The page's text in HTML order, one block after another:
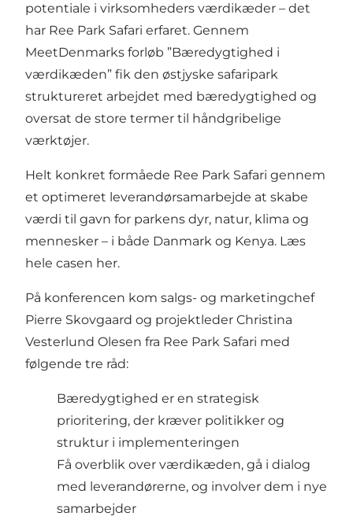
potentiale i virksomheders værdikæder – det
har Ree Park Safari erfaret. Gennem
MeetDenmarks forløb ”Bæredygtighed i
værdikæden” fik den østjyske safaripark
struktureret arbejdet med bæredygtighed og
oversat de store termer til håndgribelige
værktøjer.
Helt konkret formåede Ree Park Safari gennem
et optimeret leverandørsamarbejde at skabe
værdi til gavn for parkens dyr, natur, klima og
mennesker – i både Danmark og Kenya. Læs
hele casen her.
På konferencen kom salgs- og marketingchef
Pierre Skovgaard og projektleder Christina
Vesterlund Olesen fra Ree Park Safari med
følgende tre råd:
Bæredygtighed er en strategisk
prioritering, der kræver politikker og
struktur i implementeringen
Få overblik over værdikæden, gå i dialog
med leverandørerne, og involver dem i nye
samarbejder